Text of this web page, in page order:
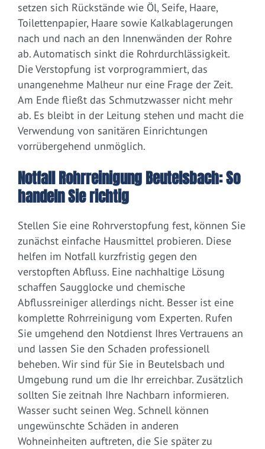
setzen sich Rückstände wie Öl, Seife, Haare,
Toilettenpapier, Haare sowie Kalkablagerungen
nach und nach an den Innenwänden der Rohre
ab. Automatisch sinkt die Rohrdurchlässigkeit.
Die Verstopfung ist vorprogrammiert, das
unangenehme Malheur nur eine Frage der Zeit.
Am Ende fließt das Schmutzwasser nicht mehr
ab. Es bleibt in der Leitung stehen und macht die
Verwendung von sanitären Einrichtungen
vorrübergehend unmöglich.
Notfall Rohrreinigung Beutelsbach: So
handeln Sie richtig
Stellen Sie eine Rohrverstopfung fest, können Sie
zunächst einfache Hausmittel probieren. Diese
helfen im Notfall kurzfristig gegen den
verstopften Abfluss. Eine nachhaltige Lösung
schaffen Saugglocke und chemische
Abflussreiniger allerdings nicht. Besser ist eine
komplette Rohrreinigung vom Experten. Rufen
Sie umgehend den Notdienst Ihres Vertrauens an
und lassen Sie den Schaden professionell
beheben. Wir sind für Sie in Beutelsbach und
Umgebung rund um die Ihr erreichbar. Zusätzlich
sollten Sie zeitnah Ihre Nachbarn informieren.
Wasser sucht seinen Weg. Schnell können
ungewünschte Schäden in anderen
Wohneinheiten auftreten, die Sie später zu